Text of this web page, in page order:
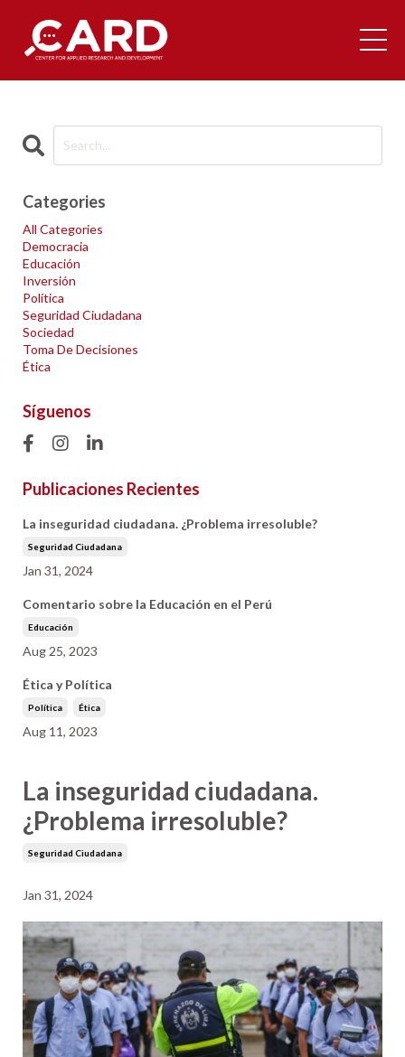
La inseguridad ciudadana.
¿Problema irresoluble?
Seguridad Ciudadana
Jan 31, 2024
Categories
All Categories
Democracia
Educación
Inversión
Política
Seguridad Ciudadana
Sociedad
Toma De Decisiones
Ética
Síguenos
Publicaciones Recientes
La inseguridad ciudadana. ¿Problema irresoluble?
Seguridad Ciudadana
Jan 31, 2024
Comentario sobre la Educación en el Perú
Educación
Aug 25, 2023
Ética y Política
Política Ética
Aug 11, 2023